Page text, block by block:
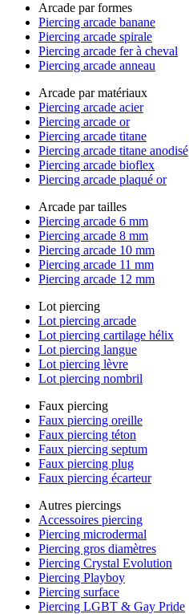
Arcade par formes
Piercing arcade banane
Piercing arcade spirale
Piercing arcade fer à cheval
Piercing arcade anneau
Arcade par matériaux
Piercing arcade acier
Piercing arcade or
Piercing arcade titane
Piercing arcade titane anodisé
Piercing arcade bioflex
Piercing arcade plaqué or
Arcade par tailles
Piercing arcade 6 mm
Piercing arcade 8 mm
Piercing arcade 10 mm
Piercing arcade 11 mm
Piercing arcade 12 mm
Lot piercing
Lot piercing arcade
Lot piercing cartilage hélix
Lot piercing langue
Lot piercing lèvre
Lot piercing nombril
Faux piercing
Faux piercing oreille
Faux piercing téton
Faux piercing septum
Faux piercing plug
Faux piercing écarteur
Autres piercings
Accessoires piercing
Piercing microdermal
Piercing gros diamètres
Piercing Crystal Evolution
Piercing Playboy
Piercing surface
Piercing LGBT & Gay Pride